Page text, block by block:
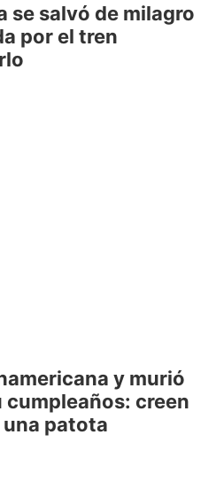
se salvó de milagro
por el tren
y murió
creen
una patota